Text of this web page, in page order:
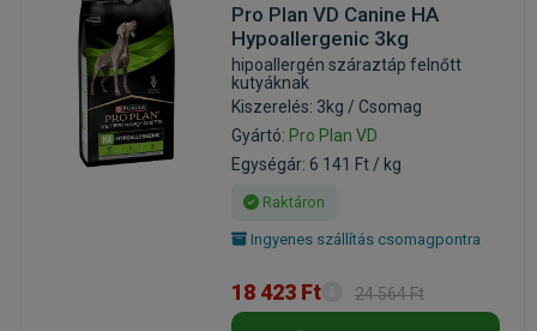
Pro Plan VD Canine HA
Hypoallergenic 3kg
hipoallergén száraztáp felnőtt
kutyáknak
Kiszerelés: 3kg / Csomag
Gyártó: Pro Plan VD
Egységár: 6 141 Ft / kg
Raktáron
Ingyenes szállítás csomagpontra
18 423 Ft 24 564 Ft